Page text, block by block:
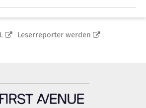
Leserreporter werden